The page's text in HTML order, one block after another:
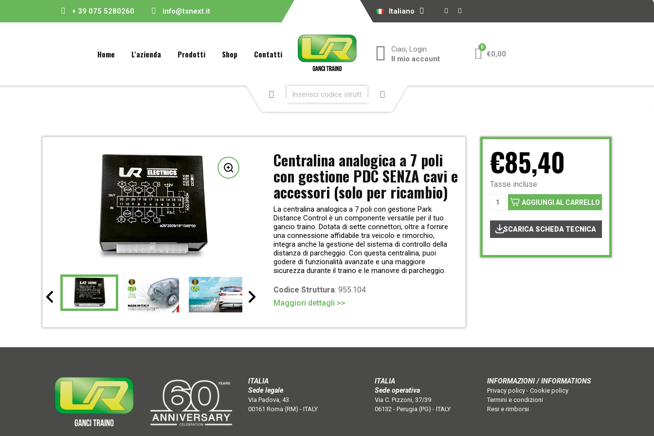
+ 39 075 5280260 info@tsnext.it Italiano
Home L'azienda Prodotti Shop Contatti
Ciao, Login
Il mio account
€0,00
Centralina analogica a 7 poli
con gestione PDC SENZA cavi e
accessori (solo per ricambio)
La centralina analogica a 7 poli con gestione Park
Distance Control è un componente versatile per il tuo
gancio traino. Dotata di sette connettori, oltre a fornire
una connessione affidabile tra veicolo e rimorchio,
integra anche la gestione del sistema di controllo della
distanza di parcheggio. Con questa centralina, puoi
godere di funzionalità avanzate e una maggiore
sicurezza durante il traino e le manovre di parcheggio.
Codice Struttura: 955.104
Maggiori dettagli >>
€85,40
Tasse incluse
AGGIUNGI AL CARRELLO
SCARICA SCHEDA TECNICA
ITALIA
Sede legale
Via Padova, 43
00161 Roma (RM) - ITALY
ITALIA
Sede operativa
Via C. Pizzoni, 37/39
06132 - Perugia (PG) - ITALY
INFORMAZIONI / INFORMATIONS
Privacy policy -Cookie policy
Termini e condizioni
Resi e rimborsi